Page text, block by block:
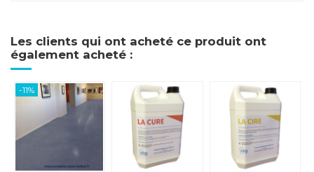
Les clients qui ont acheté ce produit ont
également acheté :
-11%